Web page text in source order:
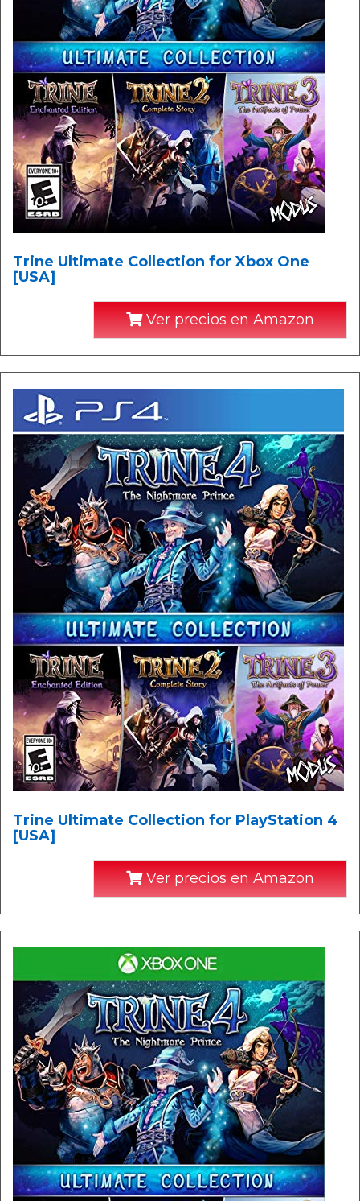
Trine Ultimate Collection for Xbox One
[USA]
Ver precios en Amazon
Trine Ultimate Collection for PlayStation 4
[USA]
Ver precios en Amazon